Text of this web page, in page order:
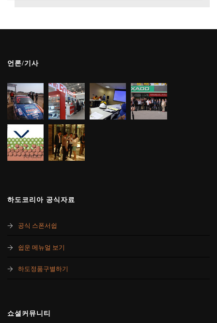
언론/기사
하도코리아 공식자료
공식 스폰서쉽
쉽운 메뉴얼 보기
하도정품구별하기
쇼셜커뮤니티